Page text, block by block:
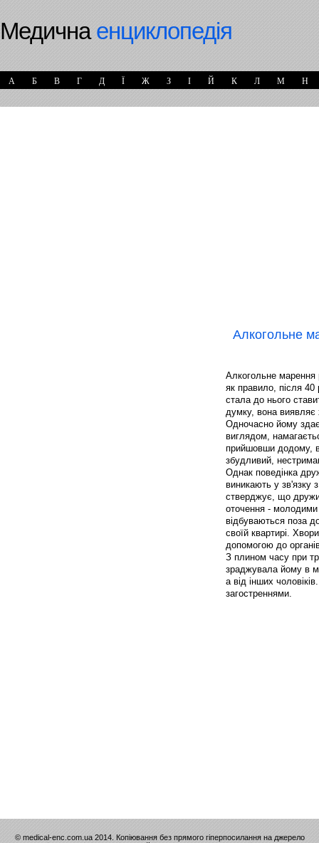
Медичнаенциклопедія
А Б В Г Д Ї Ж З І Й К Л М Н
Алкогольне
Алкогольне марення
як правило, після 40
стала до нього
думку, вона виявляє
Одночасно йому
виглядом,
прийшовши додому,
збудливий,
Однак поведінка
виникають у зв'язку
стверджує, що
оточення - молодими
відбуваються поза
своїй квартирі.
допомогою до
З плином часу при
зраджувала йому в
а від інших
загостреннями.
© medical-enc.com.ua 2014. Копіювання без прямого гіперпосилання на джерело